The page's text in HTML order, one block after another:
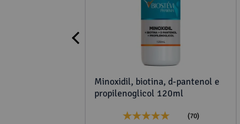
Referências Bibliográficas
Ubiquinool. A Fórmula.
Minoxidil, biotina, d-pantenol e
propilenoglicol 120ml
(70)